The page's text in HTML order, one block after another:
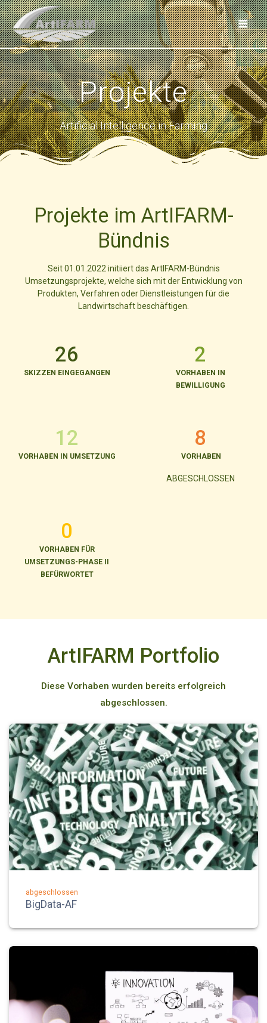
Skip
to
content
Projekte
Artificial Intelligence in Farming
Projekte im ArtIFARM-
Bündnis
Seit 01.01.2022 initiiert das ArtIFARM-Bündnis
Umsetzungsprojekte, welche sich mit der Entwicklung von
Produkten, Verfahren oder Dienstleistungen für die
Landwirtschaft beschäftigen.
26
SKIZZEN EINGEGANGEN
2
VORHABEN IN
BEWILLIGUNG
12
VORHABEN IN UMSETZUNG
8
VORHABEN
ABGESCHLOSSEN
0
VORHABEN FÜR
UMSETZUNGS-PHASE II
BEFÜRWORTET
ArtIFARM Portfolio
Diese Vorhaben wurden bereits erfolgreich
abgeschlossen.
abgeschlossen
BigData-AF